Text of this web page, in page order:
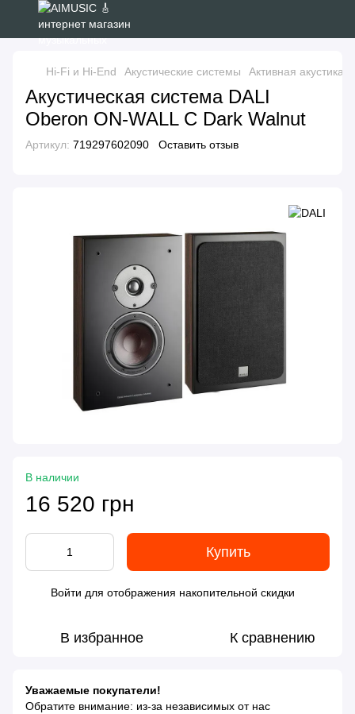
Hi-Fi и Hi-End Акустические системы Активная акустика
Акустическая система DALI
Oberon ON-WALL С Dark Walnut
Артикул: 719297602090 Оставить отзыв
В наличии
16 520 грн
Купить
Войти для отображения накопительной скидки
В избранное К сравнению
Уважаемые покупатели!
Обратите внимание: из-за независимых от нас